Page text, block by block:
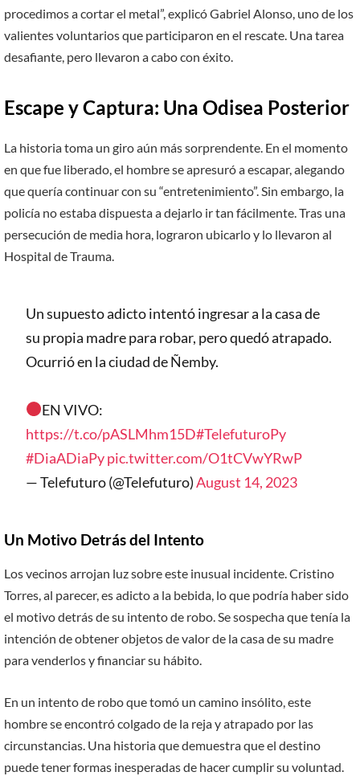
procedimos a cortar el metal”, explicó Gabriel Alonso, uno de los
valientes voluntarios que participaron en el rescate. Una tarea
desafiante, pero llevaron a cabo con éxito.
Escape y Captura: Una Odisea Posterior
La historia toma un giro aún más sorprendente. En el momento
en que fue liberado, el hombre se apresuró a escapar, alegando
que quería continuar con su “entretenimiento”. Sin embargo, la
policía no estaba dispuesta a dejarlo ir tan fácilmente. Tras una
persecución de media hora, lograron ubicarlo y lo llevaron al
Hospital de Trauma.
Un supuesto adicto intentó ingresar a la casa de
su propia madre para robar, pero quedó atrapado.
Ocurrió en la ciudad de Ñemby.
EN VIVO:
https://t.co/pASLMhm15D#TelefuturoPy
#DiaADiaPypic.twitter.com/O1tCVwYRwP
— Telefuturo (@Telefuturo)August 14, 2023
Un Motivo Detrás del Intento
Los vecinos arrojan luz sobre este inusual incidente. Cristino
Torres, al parecer, es adicto a la bebida, lo que podría haber sido
el motivo detrás de su intento de robo. Se sospecha que tenía la
intención de obtener objetos de valor de la casa de su madre
para venderlos y financiar su hábito.
En un intento de robo que tomó un camino insólito, este
hombre se encontró colgado de la reja y atrapado por las
circunstancias. Una historia que demuestra que el destino
puede tener formas inesperadas de hacer cumplir su voluntad.